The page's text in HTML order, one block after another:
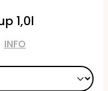
1,0l
INFO